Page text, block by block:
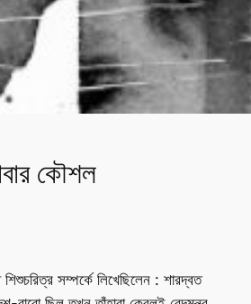
কৌশল
শিশুচরিত্র সম্পর্কে লিখেছিলেন : শারদ্বত